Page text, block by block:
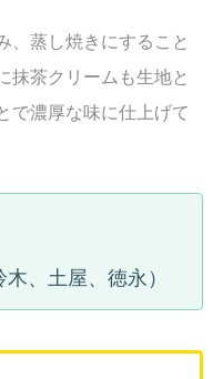
、蒸し焼きにすること
抹茶クリームも生地と
で濃厚な味に仕上げて
、土屋、徳永）